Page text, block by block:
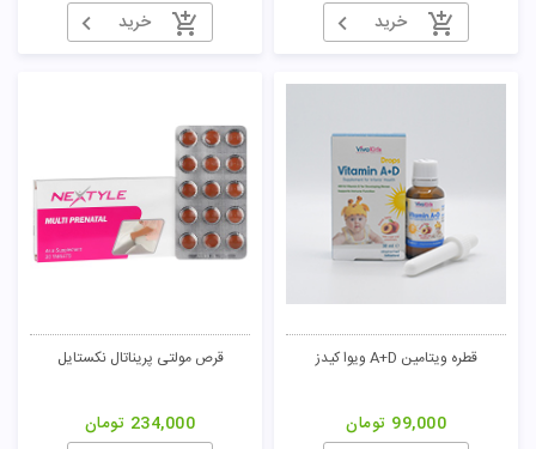
خرید
خرید
قطره ویتامین A+D ویوا کیدز
99,000 تومان
قرص مولتی پریناتال نکستایل
234,000 تومان